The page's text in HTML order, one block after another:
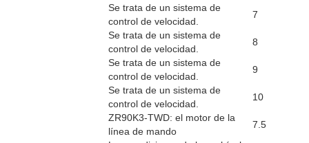
Se trata de un sistema de
control de velocidad.
7
Se trata de un sistema de
control de velocidad.
8
Se trata de un sistema de
control de velocidad.
9
Se trata de un sistema de
control de velocidad.
10
ZR90K3-TWD: el motor de la
línea de mando
7.5